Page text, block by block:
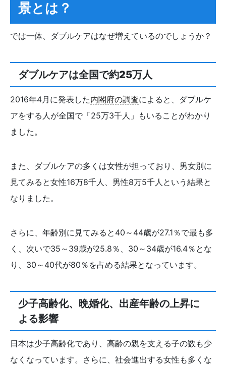
景とは？
では一体、ダブルケアはなぜ増えているのでしょうか？
ダブルケアは全国で約25万人
2016年4月に発表した内閣府の調査によると、ダブルケ
アをする人が全国で「25万3千人」もいることがわかり
ました。
また、ダブルケアの多くは女性が担っており、男女別に
見てみると女性16万8千人、男性8万5千人という結果と
なりました。
さらに、年齢別に見てみると40～44歳が27.1％で最も多
く、次いで35～39歳が25.8％、30～34歳が16.4％とな
り、30～40代が80％を占める結果となっています。
少子高齢化、晩婚化、出産年齢の上昇に
よる影響
日本は少子高齢化であり、高齢の親を支える子の数も少
なくなっています。さらに、社会進出する女性も多くな